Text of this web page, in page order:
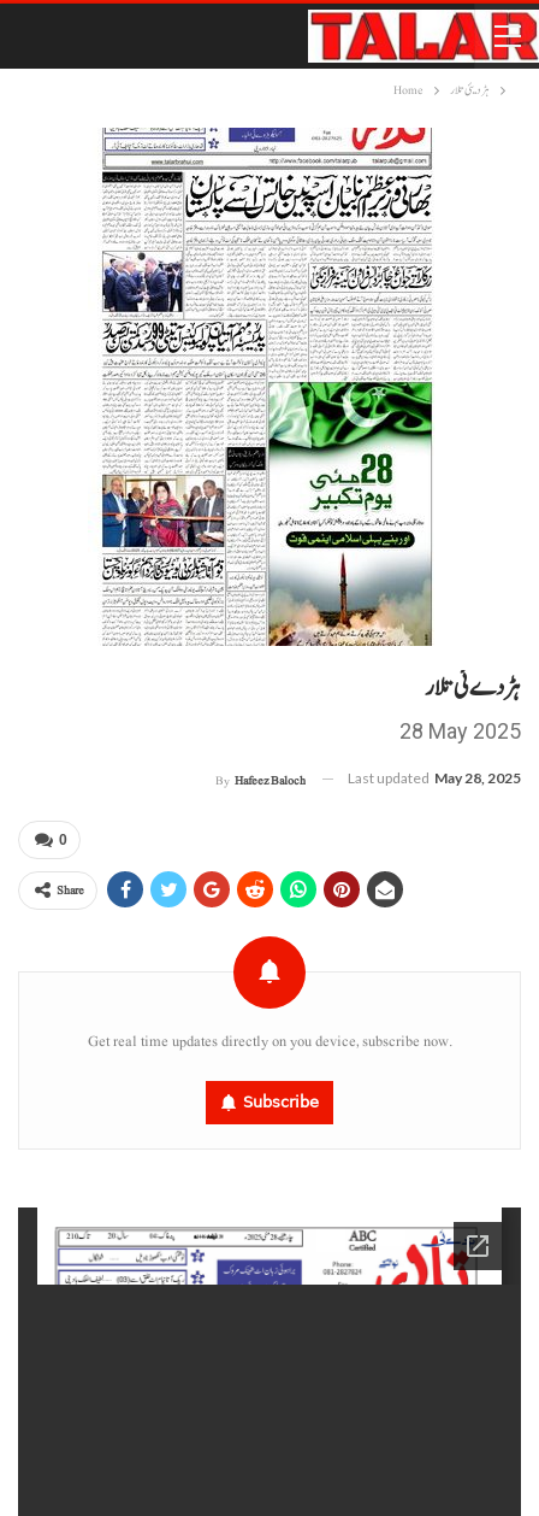
Home ہڑدیئی تلار
ہڑدے ئی تلار
28 May 2025
By Hafeez Baloch Last updated May 28, 2025
0
Share
Get real time updates directly on you device, subscribe now.
Subscribe